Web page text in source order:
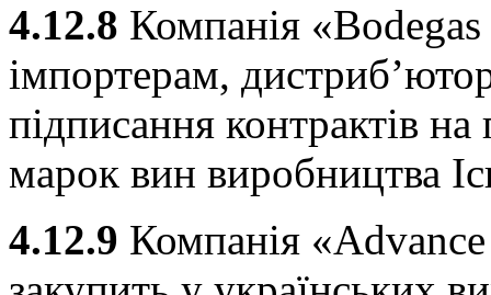
4.12.8 Компанія
імпортерам,
підписання контрактів
марок вин виробництва
4.12.9 Компанія